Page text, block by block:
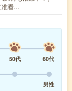
准看…
50代
60代
男性